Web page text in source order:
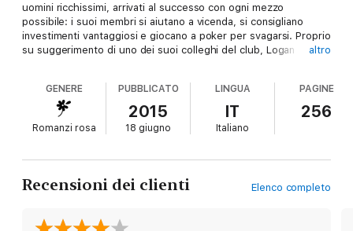
uomini ricchissimi, arrivati al successo con ogni mezzo
possibile: i suoi membri si aiutano a vicenda, si consigliano
investimenti vantaggiosi e giocano a poker per svagarsi. Proprio
su suggerimento di uno dei suoi colleghi del club, Logan
hotel di lusso. A complicargli la vita ci pensano però un uragano
e un’affascinante cameriera del Midwest. Brönte Dawson è
finita sull’isola per una vacanza premio, a tutto pensava meno
che a ritrovarsi bloccata nel bel mezzo di una catastrofe
colto alla sprovvista, decide di tenerle nascosta la sua vera
identità, ma le conseguenze di quella bugia non tarderanno ad
arrivare…
Divertente, sexy e ammiccante a volte l’amore arriva quando
altro
GENERE
Romanzi rosa
PUBBLICATO
2015
18 giugno
LINGUA
IT
Italiano
PAGINE
256
Recensioni dei clienti Elenco completo